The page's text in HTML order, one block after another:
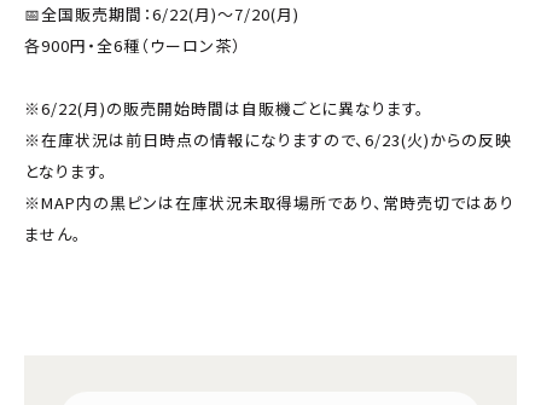
📅全国販売期間：6/22(月)～7/20(月)
各900円・全6種（ウーロン茶）
※6/22(月)の販売開始時間は自販機ごとに異なります。
※在庫状況は前日時点の情報になりますので、6/23(火)からの反映
となります。
※MAP内の黒ピンは在庫状況未取得場所であり、常時売切ではあり
ません。